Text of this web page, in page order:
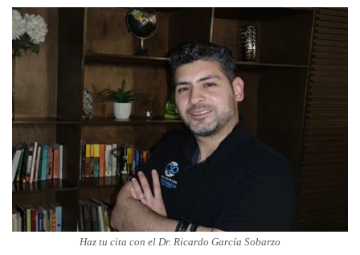
Haz tu cita con el Dr. Ricardo García Sobarzo